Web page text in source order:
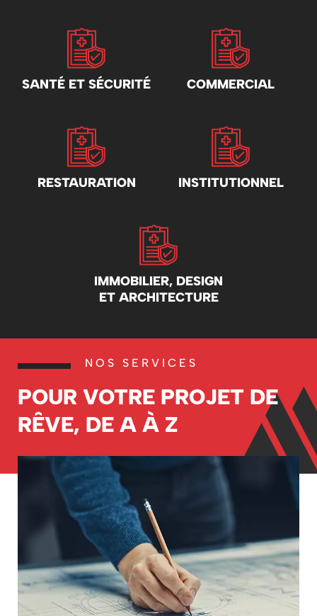
SANTÉ ET SÉCURITÉ COMMERCIAL
RESTAURATION INSTITUTIONNEL
IMMOBILIER, DESIGN
ET ARCHITECTURE
NOS SERVICES
POUR VOTRE PROJET DE
RÊVE, DE A À Z